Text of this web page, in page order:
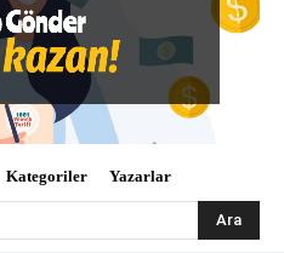
Kategoriler Yazarlar
Ara